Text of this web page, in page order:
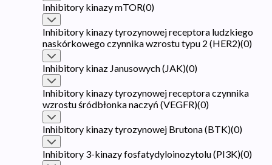
Inhibitory kinazy mTOR(0)
Inhibitory kinazy tyrozynowej receptora ludzkiego
naskórkowego czynnika wzrostu typu 2 (HER2)(0)
Inhibitory kinaz Janusowych (JAK)(0)
Inhibitory kinazy tyrozynowej receptora czynnika
wzrostu śródbłonka naczyń (VEGFR)(0)
Inhibitory kinazy tyrozynowej Brutona (BTK)(0)
Inhibitory 3-kinazy fosfatydyloinozytolu (PI3K)(0)